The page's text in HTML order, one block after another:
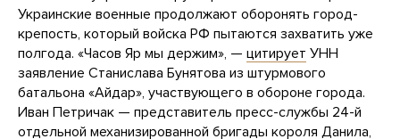
Украинские военные продолжают оборонять город-
крепость, который войска РФ пытаются захватить уже
полгода. «Часов Яр мы держим», — цитирует УНН
заявление Станислава Бунятова из штурмового
батальона «Айдар», участвующего в обороне города.
Иван Петричак — представитель пресс-службы 24-й
отдельной механизированной бригады короля Данила,